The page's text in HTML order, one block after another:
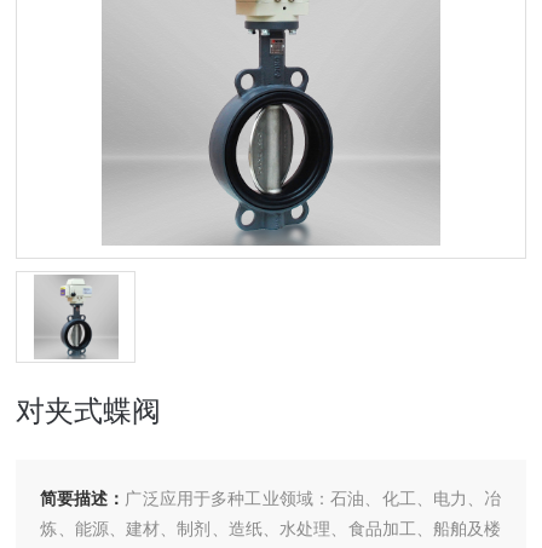
对夹式蝶阀
简要描述： 广泛应用于多种工业领域：石油、化工、电力、冶
炼、能源、建材、制剂、造纸、水处理、食品加工、船舶及楼